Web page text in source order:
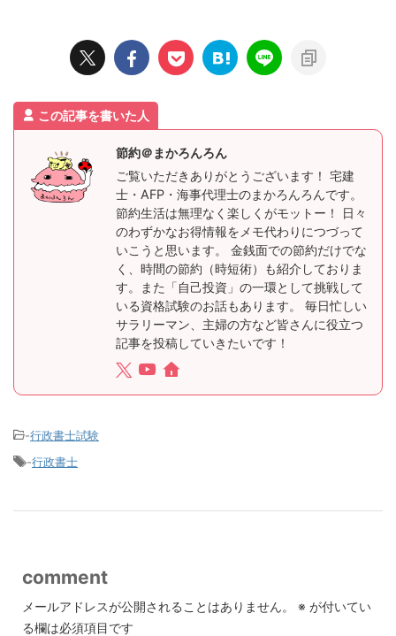
この記事を書いた人
節約＠まかろんろん
ご覧いただきありがとうございます！ 宅建
士・AFP・海事代理士のまかろんろんです。
節約生活は無理なく楽しくがモットー！ 日々
のわずかなお得情報をメモ代わりにつづって
いこうと思います。 金銭面での節約だけでな
く、時間の節約（時短術）も紹介しておりま
す。また「自己投資」の一環として挑戦して
いる資格試験のお話もあります。 毎日忙しい
サラリーマン、主婦の方など皆さんに役立つ
記事を投稿していきたいです！
-行政書士試験
-行政書士
comment
メールアドレスが公開されることはありません。 ※ が付いてい
る欄は必須項目です